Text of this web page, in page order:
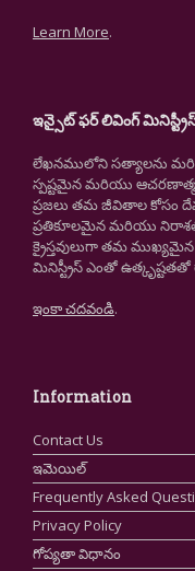
Learn More.
ఇన్సైట్ ఫర్ లివింగ్
లేఖనములోని సత్యాలను
స్పష్టమైన మరియు
ప్రజలు తమ జీవితాల కోసం
ప్రతికూలమైన మరియు
క్రైస్తవులుగా తమ
మినిస్ట్రీస్ ఎంతో
ఇంకా చదవండి.
Information
Contact Us
ఇమెయిల్
Frequently Asked
Privacy Policy
గోప్యతా విధానం